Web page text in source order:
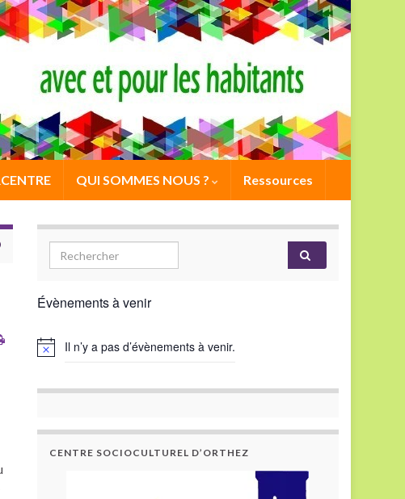
QUI SOMMES NOUS ? Ressources
Évènements à venir
Il n’y a pas d’évènements à venir.
CENTRE SOCIOCULTUREL D’ORTHEZ